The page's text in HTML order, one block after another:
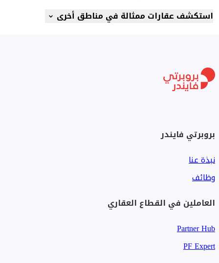
استكشف عقارات ممثالة في مناطق أخرى
بروبرتي فايندر
نبذة عنا
وظائف
العاملين في القطاع العقاري
Partner Hub
PF Expert